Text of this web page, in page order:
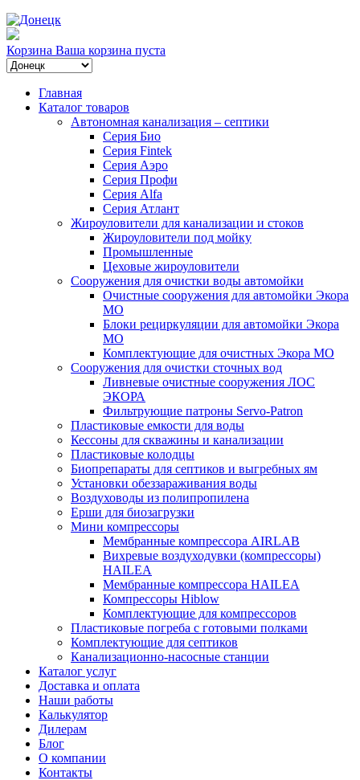
Корзина Ваша корзина пуста
Главная
Каталог товаров
Автономная канализация – септики
Серия Био
Серия Fintek
Серия Аэро
Серия Профи
Серия Alfa
Серия Атлант
Жироуловители для канализации и стоков
Жироуловители под мойку
Промышленные
Цеховые жироуловители
Сооружения для очистки воды автомойки
Очистные сооружения для автомойки Экора
МО
Блоки рециркуляции для автомойки Экора
МО
Комплектующие для очистных Экора МО
Сооружения для очистки сточных вод
Ливневые очистные сооружения ЛОС
ЭКОРА
Фильтрующие патроны Servo-Patron
Пластиковые емкости для воды
Кессоны для скважины и канализации
Пластиковые колодцы
Биопрепараты для септиков и выгребных ям
Установки обеззараживания воды
Воздуховоды из полипропилена
Ерши для биозагрузки
Мини компрессоры
Мембранные компрессора AIRLAB
Вихревые воздуходувки (компрессоры)
HAILEA
Мембранные компрессора HAILEA
Компрессоры Hiblow
Комплектующие для компрессоров
Пластиковые погреба с готовыми полками
Комплектующие для септиков
Канализационно-насосные станции
Каталог услуг
Доставка и оплата
Наши работы
Калькулятор
Дилерам
Блог
О компании
Контакты